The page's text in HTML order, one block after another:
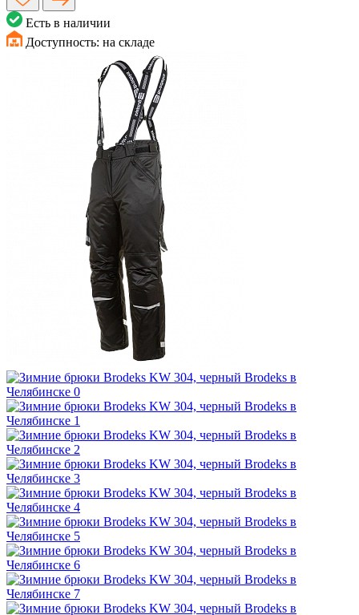
Есть в наличии
Доступность: на складе